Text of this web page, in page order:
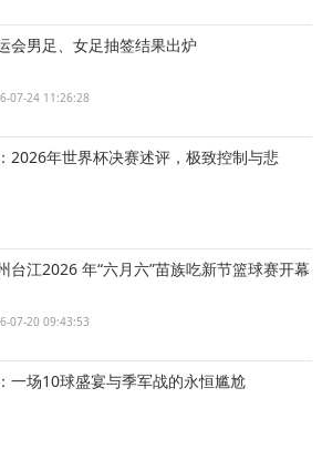
会男足、女足抽签结果出炉
07-24 11:26:28
2026年世界杯决赛述评，极致控制与悲
台江2026 年“六月六”苗族吃新节篮球赛开幕
07-20 09:43:53
一场10球盛宴与季军战的永恒尴尬